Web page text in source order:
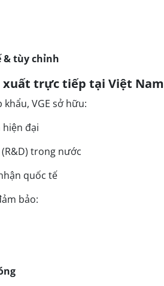
tùy chỉnh
xuất trực tiếp tại Việt Nam
VGE sở hữu:
hiện đại
trong nước
quốc tế
bảo: